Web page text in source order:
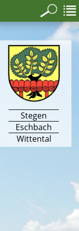
Stegen
Eschbach
Wittental